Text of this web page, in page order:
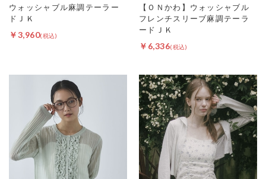
ウォッシャブル麻調テーラー
ドＪＫ
￥3,960
【ＯＮかわ】ウォッシャブル
フレンチスリーブ麻調テーラ
ードＪＫ
￥6,336